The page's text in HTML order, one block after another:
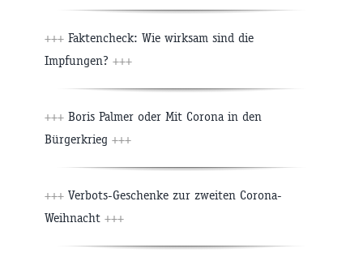
+++ Faktencheck: Wie wirksam sind die
Impfungen? +++
+++ Boris Palmer oder Mit Corona in den
Bürgerkrieg +++
+++ Verbots-Geschenke zur zweiten Corona-
Weihnacht +++